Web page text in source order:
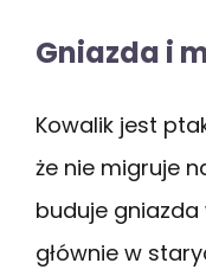
Gniazda i
Kowalik jest
że nie migruje
buduje gniazda
głównie w